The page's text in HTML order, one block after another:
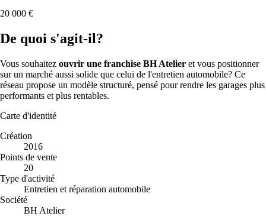
20 000 €
De quoi s'agit-il?
Vous souhaitez ouvrir une franchise BH Atelier et vous positionner
sur un marché aussi solide que celui de l'entretien automobile? Ce
réseau propose un modèle structuré, pensé pour rendre les garages plus
performants et plus rentables.
Carte d'identité
Création
2016
Points de vente
20
Type d'activité
Entretien et réparation automobile
Société
BH Atelier